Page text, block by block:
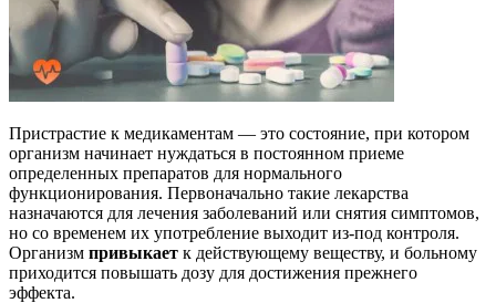
Пристрастие к медикаментам — это состояние, при котором
организм начинает нуждаться в постоянном приеме
определенных препаратов для нормального
функционирования. Первоначально такие лекарства
назначаются для лечения заболеваний или снятия симптомов,
но со временем их употребление выходит из-под контроля.
Организм привыкает к действующему веществу, и больному
приходится повышать дозу для достижения прежнего
эффекта.